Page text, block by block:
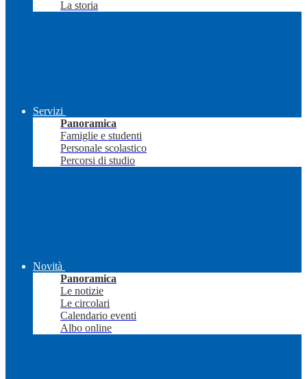
La storia
Servizi
Panoramica
Famiglie e studenti
Personale scolastico
Percorsi di studio
Novità
Panoramica
Le notizie
Le circolari
Calendario eventi
Albo online